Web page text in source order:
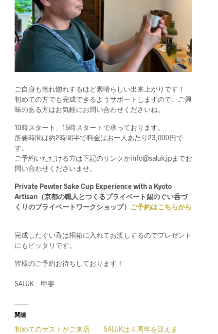
ご自身も惚れ惚れするほど素晴らしい出来上がりです！
初めての方でも完成できるようサポートしますので、ご興
味のある方はお気軽にお問い合わせくださいね。
10時スタート、15時スタートで承っております。
所要時間は約2時間半で料金はお一人あたり23,000円で
す。
ご予約いただける方は下記のリンクかinfo@saluk.jpまでお
問い合わせくださいませ。
Private Pewter Sake Cup Experience with a Kyoto
Artisan （京都の職人とつくるプライベート錫のぐい呑づ
くりのプライベートワークショップ） ご予約はこちらから
完成したぐい呑は桐箱に入れてお渡しするのでプレゼント
にもピッタリです。
皆様のご予約お待ちしております！
SALUK 甲斐
関連
初めてのゲストがご来店
SALUKは４周年を迎えま